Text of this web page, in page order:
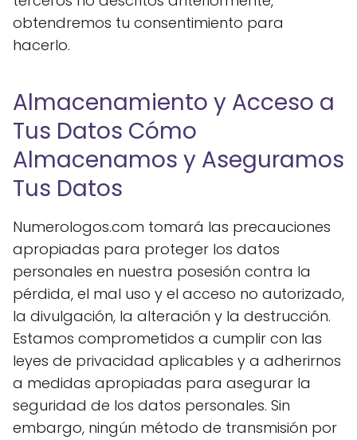
obtendremos tu consentimiento para
hacerlo.
Almacenamiento y Acceso a
Tus Datos Cómo
Almacenamos y Aseguramos
Tus Datos
Numerologos.com tomará las precauciones
apropiadas para proteger los datos
personales en nuestra posesión contra la
pérdida, el mal uso y el acceso no autorizado,
la divulgación, la alteración y la destrucción.
Estamos comprometidos a cumplir con las
leyes de privacidad aplicables y a adherirnos
a medidas apropiadas para asegurar la
seguridad de los datos personales. Sin
embargo, ningún método de transmisión por